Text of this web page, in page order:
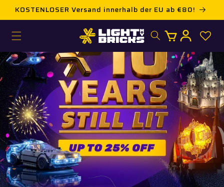
zum
Inhalt
KOSTENLOSER Versand innerhalb der EU ab €80!
Warenkorb
Einloggen